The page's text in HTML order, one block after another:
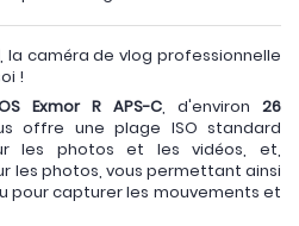
, la caméra de vlog professionnelle
!
Exmor R APS-C , d'environ 26
offre une plage ISO standard
les photos et les vidéos, et,
les photos, vous permettant ainsi
pour capturer les mouvements et